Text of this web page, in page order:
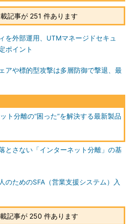
記事が 251 件あります
を外部運用、UTMマネージドセキュ
ポイント
アや標的型攻撃は多層防御で撃退、最
ト分離の“困った”を解決する最新製品
とさない「インターネット分離」の基
のためのSFA（営業支援システム）入
記事が 250 件あります